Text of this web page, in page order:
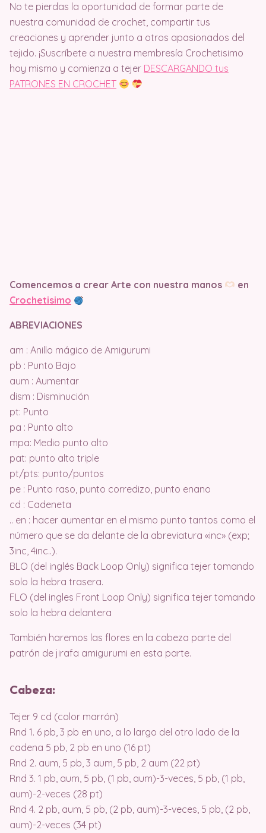
No te pierdas la oportunidad de formar parte de
nuestra comunidad de crochet, compartir tus
creaciones y aprender junto a otros apasionados del
tejido. ¡Suscríbete a nuestra membresía Crochetisimo
hoy mismo y comienza a tejer DESCARGANDO tus
PATRONES EN CROCHET
Comencemos a crear Arte con nuestra manos
en
Crochetisimo
ABREVIACIONES
am : Anillo mágico de Amigurumi
pb : Punto Bajo
aum : Aumentar
dism : Disminución
pt: Punto
pa : Punto alto
mpa: Medio punto alto
pat: punto alto triple
pt/pts: punto/puntos
pe : Punto raso, punto corredizo, punto enano
cd : Cadeneta
.. en : hacer aumentar en el mismo punto tantos como el
número que se da delante de la abreviatura «inc» (exp;
3inc, 4inc..).
BLO (del inglés Back Loop Only) significa tejer tomando
solo la hebra trasera.
FLO (del ingles Front Loop Only) significa tejer tomando
solo la hebra delantera
También haremos las flores en la cabeza parte del
patrón de jirafa amigurumi en esta parte.
Cabeza:
Tejer 9 cd (color marrón)
Rnd 1. 6 pb, 3 pb en uno, a lo largo del otro lado de la
cadena 5 pb, 2 pb en uno (16 pt)
Rnd 2. aum, 5 pb, 3 aum, 5 pb, 2 aum (22 pt)
Rnd 3. 1 pb, aum, 5 pb, (1 pb, aum)-3-veces, 5 pb, (1 pb,
aum)-2-veces (28 pt)
Rnd 4. 2 pb, aum, 5 pb, (2 pb, aum)-3-veces, 5 pb, (2 pb,
aum)-2-veces (34 pt)